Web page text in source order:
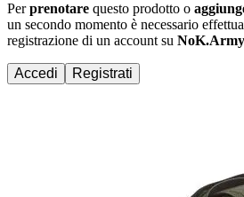
Perprenotare questo prodotto o
un secondo momento è necessario
registrazione di un account su NoK.Army
Accedi Registrati